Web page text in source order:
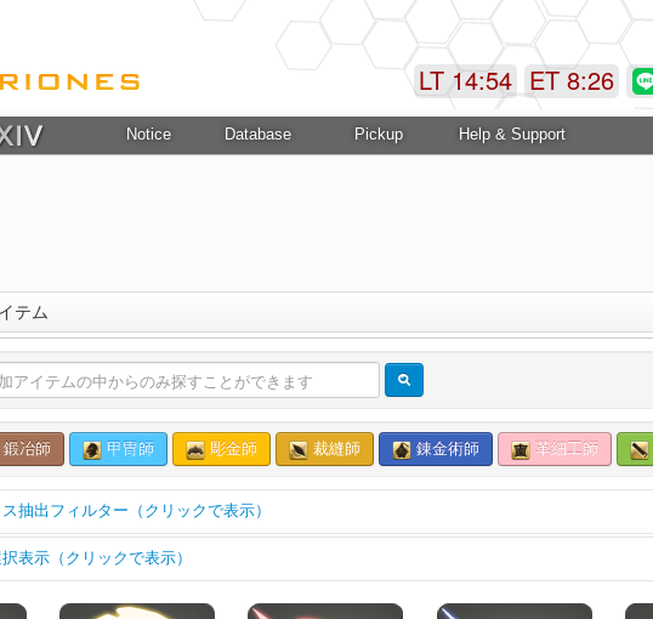
ET 8:27
LT 14:54
Notice Database Pickup Help & Support
テム
鍛冶師 甲冑師 彫金師 裁縫師 錬金術師 革細工師
抽出フィルター（クリックで表示）
表示（クリックで表示）
Dark Knight's Arm Machinist's Arm Astrologian's Arm 1105 Pugilist's Arm